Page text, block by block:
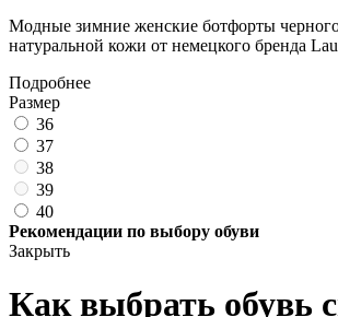
Модные зимние женские ботфорты
натуральной кожи от немецкого бренда
Подробнее
Размер
36
37
38
39
40
Рекомендации по выбору обуви
Закрыть
Как выбрать обувь